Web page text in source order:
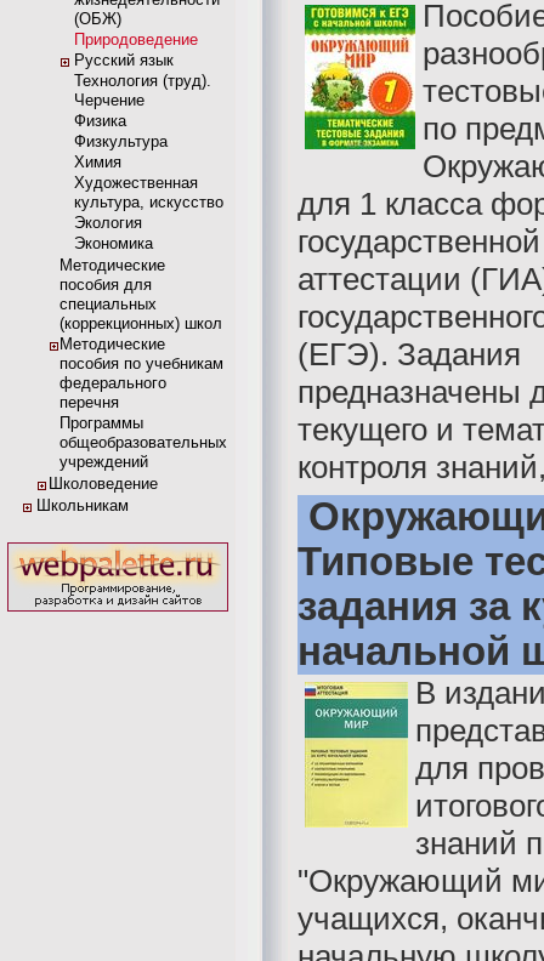
(ОБЖ)
Природоведение
Русский язык
Технология (труд).
Черчение
Физика
Физкультура
Химия
Художественная
культура, искусство
Экология
Экономика
Методические
пособия для
специальных
(коррекционных) школ
Методические
пособия по учебникам
федерального
перечня
Программы
общеобразовательных
учреждений
Школоведение
Школьникам
по
для 1 класса
аттестации
(ЕГЭ). Задания
предназначены
текущего и
контроля
Типовые
задания за
начальной
В
для
знаний
"Окружающий
учащихся,